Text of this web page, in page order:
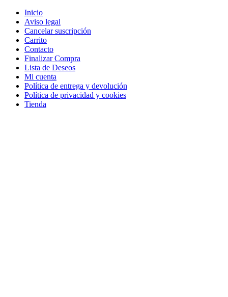
Inicio
Aviso legal
Cancelar suscripción
Carrito
Contacto
Finalizar Compra
Lista de Deseos
Mi cuenta
Política de entrega y devolución
Política de privacidad y cookies
Tienda